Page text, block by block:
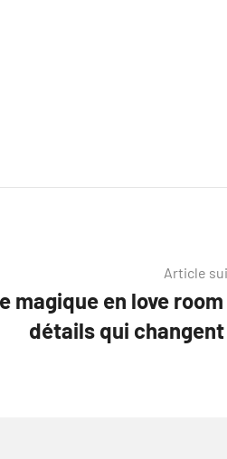
Article
magique en love
détails qui